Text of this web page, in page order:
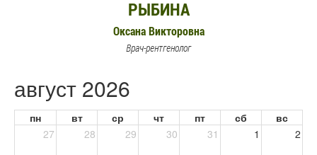
РЫБИНА
Оксана Викторовна
Врач-рентгенолог
август 2026
пн вт ср чт пт сб
вс
27
28 29 30 31 1 2